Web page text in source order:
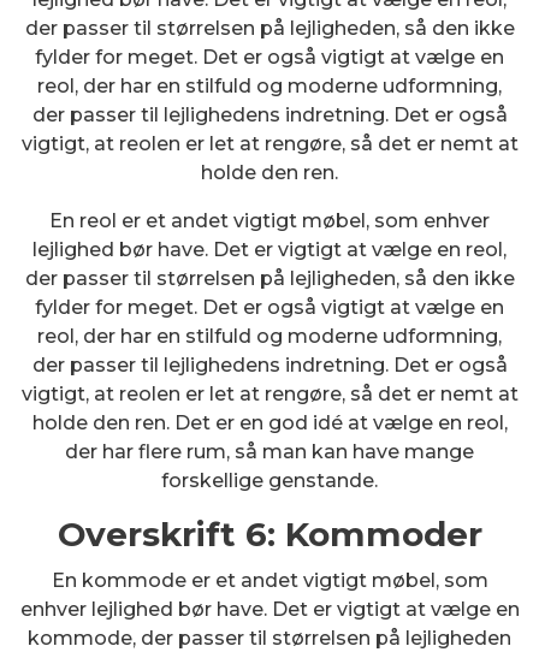
der passer til størrelsen på lejligheden, så den ikke
fylder for meget. Det er også vigtigt at vælge en
reol, der har en stilfuld og moderne udformning,
der passer til lejlighedens indretning. Det er også
vigtigt, at reolen er let at rengøre, så det er nemt at
holde den ren.
En reol er et andet vigtigt møbel, som enhver
lejlighed bør have. Det er vigtigt at vælge en reol,
der passer til størrelsen på lejligheden, så den ikke
fylder for meget. Det er også vigtigt at vælge en
reol, der har en stilfuld og moderne udformning,
der passer til lejlighedens indretning. Det er også
vigtigt, at reolen er let at rengøre, så det er nemt at
holde den ren. Det er en god idé at vælge en reol,
der har flere rum, så man kan have mange
forskellige genstande.
Overskrift 6: Kommoder
En kommode er et andet vigtigt møbel, som
enhver lejlighed bør have. Det er vigtigt at vælge en
kommode, der passer til størrelsen på lejligheden